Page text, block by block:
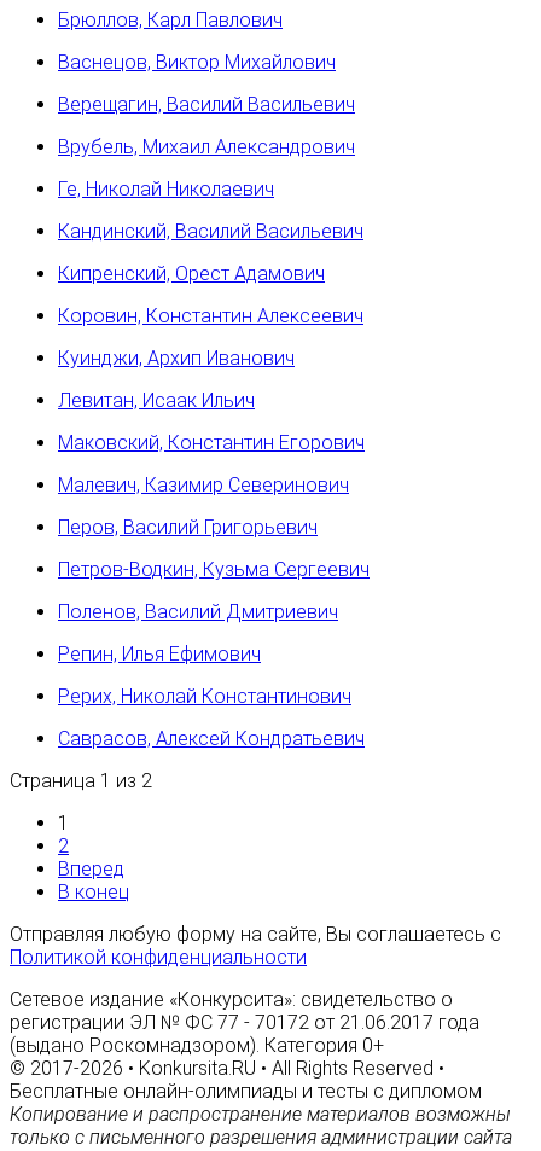
Брюллов, Карл Павлович
Васнецов, Виктор Михайлович
Верещагин, Василий Васильевич
Врубель, Михаил Александрович
Ге, Николай Николаевич
Кандинский, Василий Васильевич
Кипренский, Орест Адамович
Коровин, Константин Алексеевич
Куинджи, Архип Иванович
Левитан, Исаак Ильич
Маковский, Константин Егорович
Малевич, Казимир Северинович
Перов, Василий Григорьевич
Петров-Водкин, Кузьма Сергеевич
Поленов, Василий Дмитриевич
Репин, Илья Ефимович
Рерих, Николай Константинович
Саврасов, Алексей Кондратьевич
Страница 1 из 2
1
2
Вперед
В конец
Отправляя любую форму на сайте, Вы соглашаетесь с
Политикой конфиденциальности
Сетевое издание «Конкурсита»: свидетельство о
регистрации ЭЛ № ФС 77 - 70172 от 21.06.2017 года
(выдано Роскомнадзором). Категория 0+
© 2017-2026 • Konkursita.RU • All Rights Reserved •
Бесплатные онлайн-олимпиады и тесты с дипломом
Копирование и распространение материалов возможны
только с письменного разрешения администрации сайта